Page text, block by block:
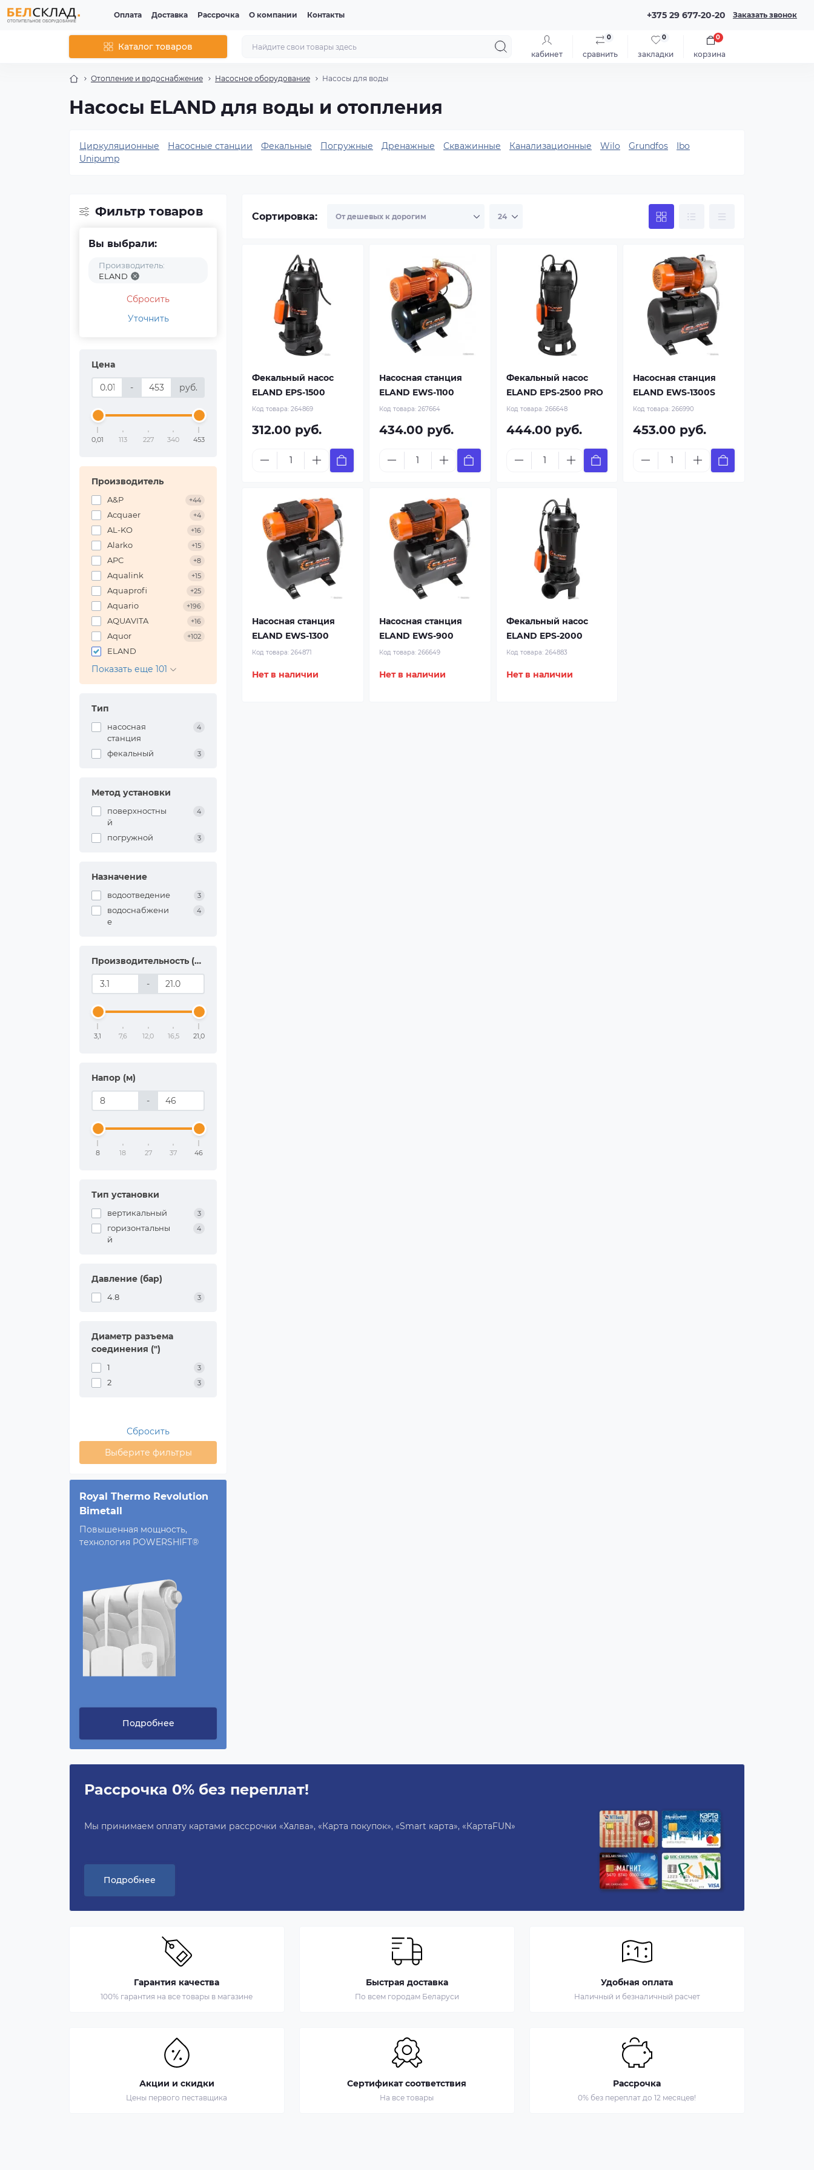
Оплата Доставка Рассрочка О компании Контакты +375 29 677-20-20 Заказать звонок
Каталог товаров
кабинет сравнить
0
закладки
0
корзина
0
Отопление и водоснабжение Насосное оборудование Насосы для воды
Насосы ELAND для воды и отопления
Циркуляционные Насосные станции Фекальные Погружные Дренажные Скважинные Канализационные Wilo Grundfos
Ibo
Unipump
Фильтр товаров
Вы выбрали:
Производитель:
ELAND
Сбросить
Уточнить
Цена
- руб.
0,01 113 227 340 453
Производитель
A&P +44
Acquaer +4
AL-KO +16
Alarko +15
APC +8
Aqualink +15
Aquaprofi +25
Aquario +196
AQUAVITA +16
Aquor +102
ELAND
Показать еще 101
Тип
насосная
станция
4
фекальный 3
Метод установки
поверхностны
й
4
погружной 3
Назначение
водоотведение 3
водоснабжени
е
4
Производительность (м3/час)
-
3,1 7,6 12,0 16,5 21,0
Напор (м)
-
8 18 27 37 46
Тип установки
вертикальный 3
горизонтальны
й
4
Давление (бар)
4.8 3
Диаметр разъема
соединения (")
1 3
2 3
Сбросить
Выберите фильтры
Royal Thermo Revolution
Bimetall
Повышенная мощность,
технология POWERSHIFT®
Подробнее
Сортировка:
Фекальный насос
ELAND EPS-1500
Код товара: 264869
312.00 руб.
Насосная станция
ELAND EWS-1100
Код товара: 267664
434.00 руб.
Фекальный насос
ELAND EPS-2500 PRO
Код товара: 266648
444.00 руб.
Насосная станция
ELAND EWS-1300S
Код товара:266990
453.00 руб.
Насосная станция
ELAND EWS-1300
Код товара: 264871
Нет в наличии
Насосная станция
ELAND EWS-900
Код товара: 266649
Нет в наличии
Фекальный насос
ELAND EPS-2000
Код товара: 264883
Нет в наличии
Рассрочка 0% без переплат!
Мы принимаем оплату картами рассрочки «Халва», «Карта покупок», «Smart карта», «КартаFUN»
Подробнее
Гарантия качества
100% гарантия на все товары в магазине
Быстрая доставка
По всем городам Беларуси
Удобная оплата
Наличный и безналичный расчет
Акции и скидки
Цены первого пеставщика
Сертификат соответствия
На все товары
Рассрочка
0% без переплат до 12 месяцев!